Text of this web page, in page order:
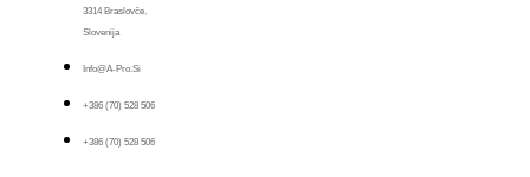
3314 Braslovče,
Slovenija
Info@a-Pro.si
+386 (70) 528 506
+386 (70) 528 506